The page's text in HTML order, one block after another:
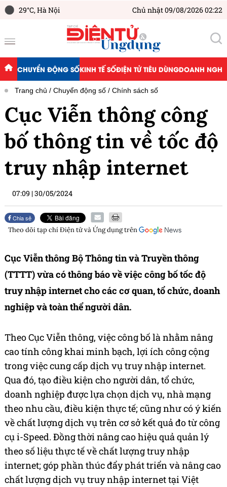
29°C,Hà Nội Chủ nhật 09/08/2026 02:22
CHUYỂN ĐỘNG SỐKINH TẾ SỐĐIỆN TỬ TIÊU DÙNGDOANH
Trang chủ Chuyển động số Chính sách số
Cục Viễn thông công
bố thông tin về tốc độ
truy nhập internet
07:09 |30/05/2024
Chia sẻ
Theo dõi tạp chíĐiện tử và Ứng dụngtrên
Cục Viễn thông Bộ Thông tin và Truyền thông
(TTTT) vừa có thông báo về việc công bố tốc độ
truy nhập internet cho các cơ quan, tổ chức, doanh
nghiệp và toàn thể người dân.
Theo Cục Viễn thông, việc công bố là nhằm nâng
cao tính công khai minh bạch, lợi ích công cộng
trong việc cung cấp dịch vụ truy nhập internet.
Qua đó, tạo điều kiện cho người dân, tổ chức,
doanh nghiệp được lựa chọn dịch vụ, nhà mạng
theo nhu cầu, điều kiện thực tế; cũng như có ý kiến
về chất lượng dịch vụ trên cơ sở kết quả đo từ công
cụ i-Speed. Đồng thời nâng cao hiệu quả quản lý
theo số liệu thực tế về chất lượng truy nhập
internet; góp phần thúc đẩy phát triển và nâng cao
chất lượng dịch vụ truy nhập internet tại Việt